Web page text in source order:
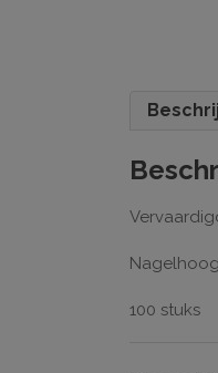
100 stuks